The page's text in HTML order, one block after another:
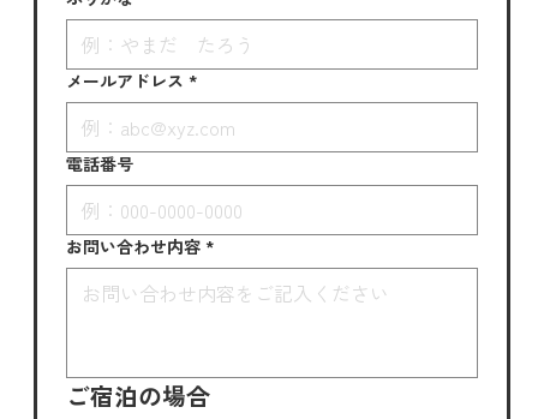
メールアドレス *
電話番号
お問い合わせ内容 *
ご宿泊の場合